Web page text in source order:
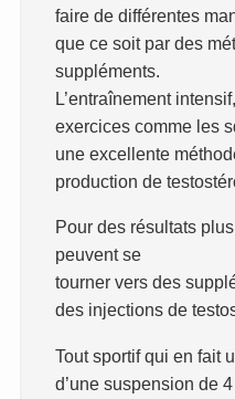
faire de différentes
que ce soit par des
suppléments.
L’entraînement
exercices comme les
une excellente
production de
Pour des résultats
peuvent se
tourner vers des
des injections de
Tout sportif qui en fait
d’une suspension de 4